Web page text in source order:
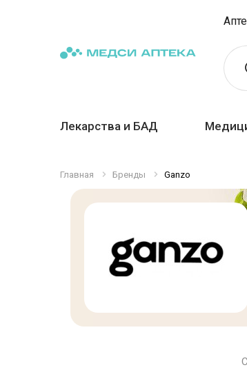
Лекарства и БАД
Главная Бренды Ganzo